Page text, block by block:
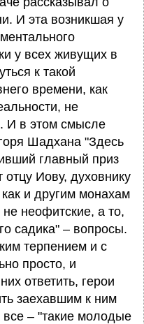
И эта возникшая у
у всех живущих в
к такой
времени, как
не
И в этом смысле
Шадхана "Здесь
главный приз
отцу Иову, духовнику
и другим монахам
неофитские, а то,
садика" – вопросы.
терпением и с
просто, и
ответить, герои
заехавшим к ним
все – "такие молодые